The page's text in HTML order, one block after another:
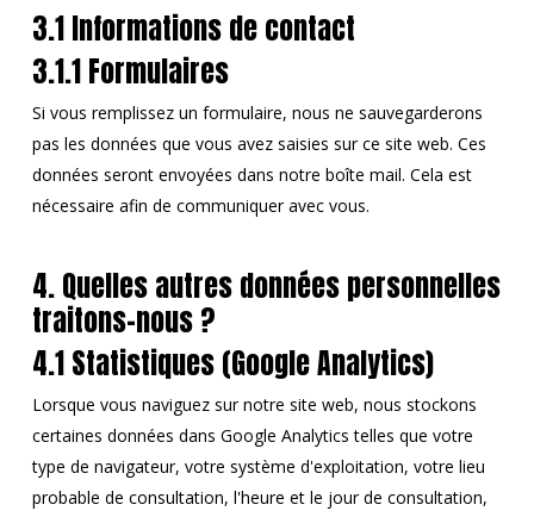
3.1 Informations de contact
3.1.1 Formulaires
Si vous remplissez un formulaire, nous ne sauvegarderons
pas les données que vous avez saisies sur ce site web. Ces
données seront envoyées dans notre boîte mail. Cela est
nécessaire afin de communiquer avec vous.
4. Quelles autres données personnelles
traitons-nous ?
4.1 Statistiques (Google Analytics)
Lorsque vous naviguez sur notre site web, nous stockons
certaines données dans Google Analytics telles que votre
type de navigateur, votre système d'exploitation, votre lieu
probable de consultation, l'heure et le jour de consultation,